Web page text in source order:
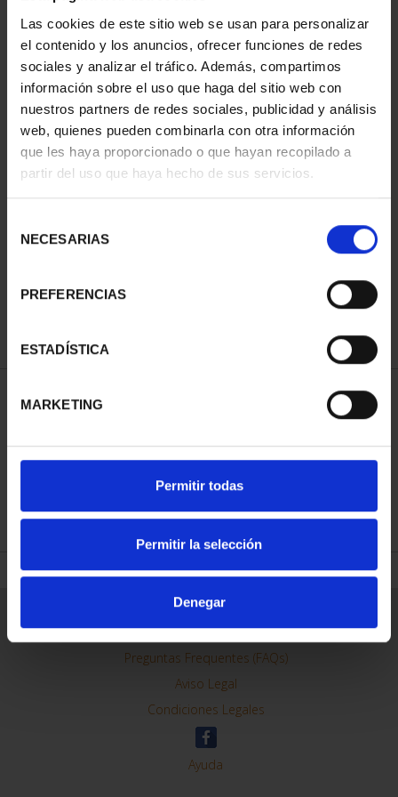
Las cookies de este sitio web se usan para personalizar
el contenido y los anuncios, ofrecer funciones de redes
sociales y analizar el tráfico. Además, compartimos
información sobre el uso que haga del sitio web con
nuestros partners de redes sociales, publicidad y análisis
web, quienes pueden combinarla con otra información
que les haya proporcionado o que hayan recopilado a
partir del uso que haya hecho de sus servicios.
NECESARIAS
PREFERENCIAS
ESTADÍSTICA
MARKETING
Permitir todas
Permitir la selección
Denegar
ORDENAR POR:
REFINAR
1 Productos encontrados
PROVINCIA COLECCION
ORDENAR POR:
REFINAR